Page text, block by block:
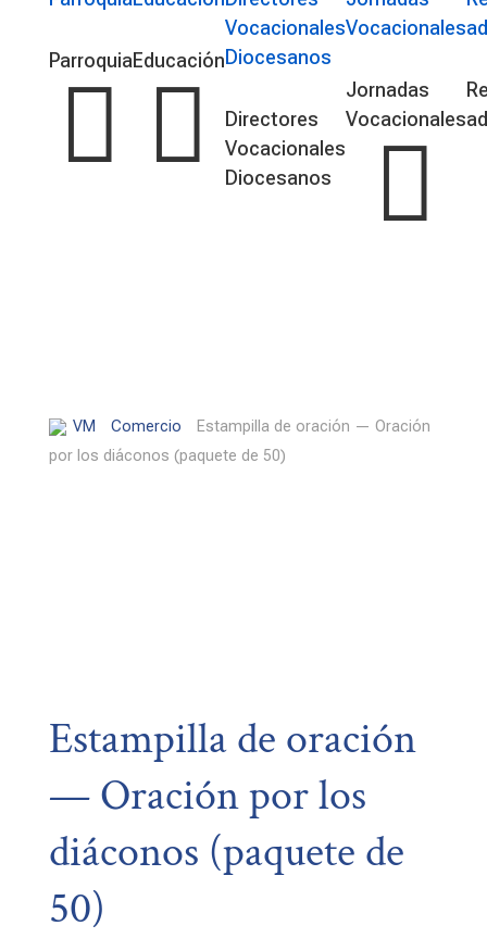
Parroquia

Educación

Vocacionales
Diocesanos
Directores
Vocacionales
Diocesanos
Vocacionales
Jornadas
Vocacionales

VM Comercio
Estampilla de oración — Oración
por los diáconos (paquete de 50)
Estampilla de oración
— Oración por los
diáconos (paquete de
50)